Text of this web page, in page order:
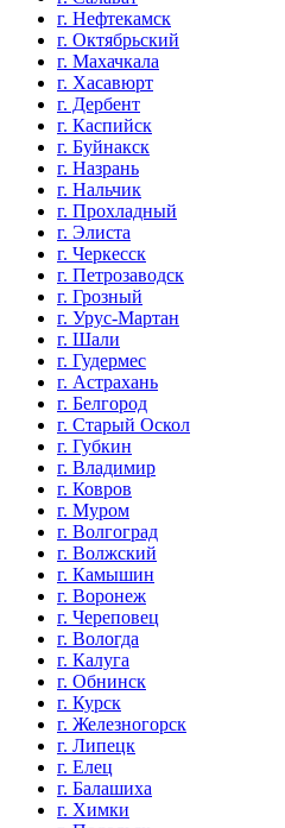
г. Нефтекамск
г. Октябрьский
г. Махачкала
г. Хасавюрт
г. Дербент
г. Каспийск
г. Буйнакск
г. Назрань
г. Нальчик
г. Прохладный
г. Элиста
г. Черкесск
г. Петрозаводск
г. Грозный
г. Урус-Мартан
г. Шали
г. Гудермес
г. Астрахань
г. Белгород
г. Старый Оскол
г. Губкин
г. Владимир
г. Ковров
г. Муром
г. Волгоград
г. Волжский
г. Камышин
г. Воронеж
г. Череповец
г. Вологда
г. Калуга
г. Обнинск
г. Курск
г. Железногорск
г. Липецк
г. Елец
г. Балашиха
г. Химки